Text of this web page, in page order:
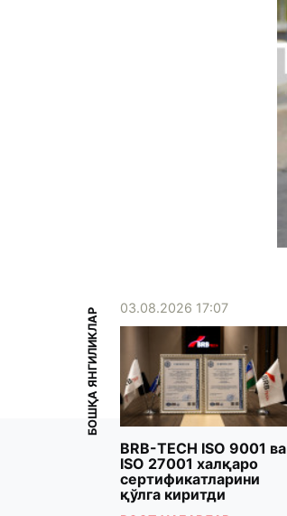
БОШҚА ЯНГИЛИКЛАР 03.08.2026 17:07
BRB-TECH ISO 9001 ва
ISO 27001 халқаро
сертификатларини
қўлга киритди